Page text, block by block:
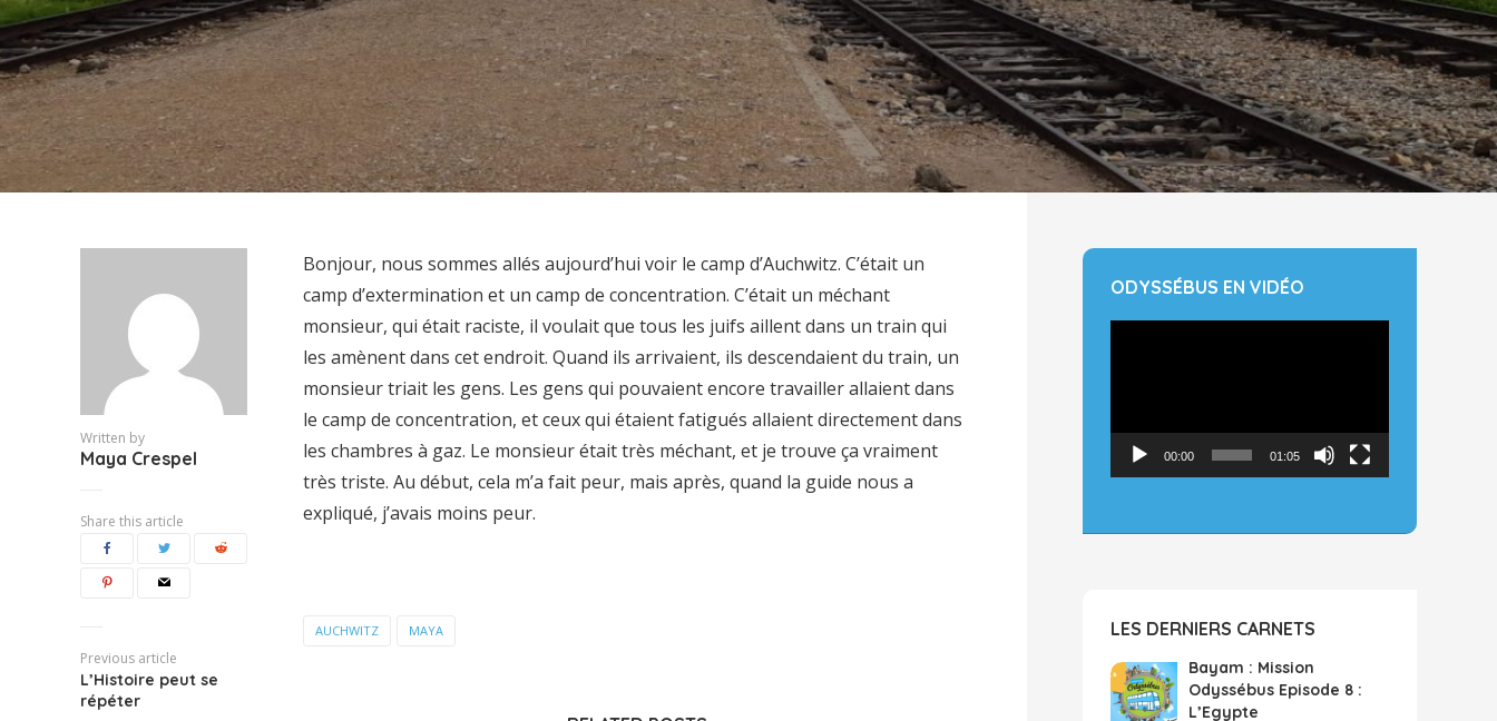
Written by
Maya Crespel
Share this article
Previous article
L’Histoire peut se
répéter
Bonjour, nous sommes allés aujourd’hui voir le camp d’Auchwitz. C’était un
camp d’extermination et un camp de concentration. C’était un méchant
monsieur, qui était raciste, il voulait que tous les juifs aillent dans un train qui
les amènent dans cet endroit. Quand ils arrivaient, ils descendaient du train, un
monsieur triait les gens. Les gens qui pouvaient encore travailler allaient dans
le camp de concentration, et ceux qui étaient fatigués allaient directement dans
les chambres à gaz. Le monsieur était très méchant, et je trouve ça vraiment
très triste. Au début, cela m’a fait peur, mais après, quand la guide nous a
expliqué, j’avais moins peur.
AUCHWITZ MAYA
ODYSSÉBUS EN VIDÉO
00:00 01:05
LES DERNIERS CARNETS
Bayam : Mission
Odyssébus Episode 8 :
L’Egypte